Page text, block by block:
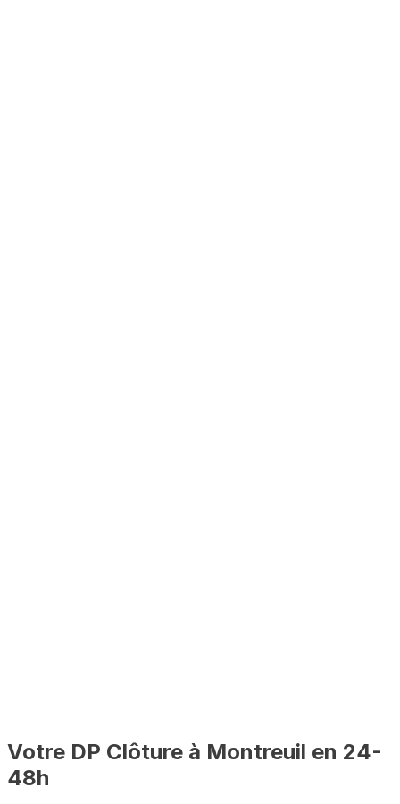
Votre DP Clôture à Montreuil en 24-
48h